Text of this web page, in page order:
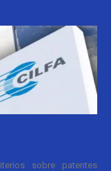
sobre patentes